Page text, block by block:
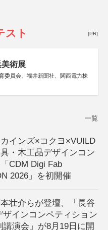
スト [PR]
術展
委員会、福井新聞社、関西電力株
一覧
カインズ×コクヨ×VUILD
・木工品デザインコン
CDM Digi Fab
2026」を初開催
壮介らが登壇、「長谷
ザインコンペティション
講演会」が8月19日に開